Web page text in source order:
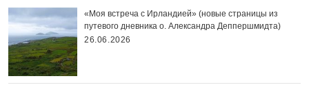
«Моя встреча с Ирландией» (новые страницы из
путевого дневника о. Александра Деппершмидта)
26.06.2026